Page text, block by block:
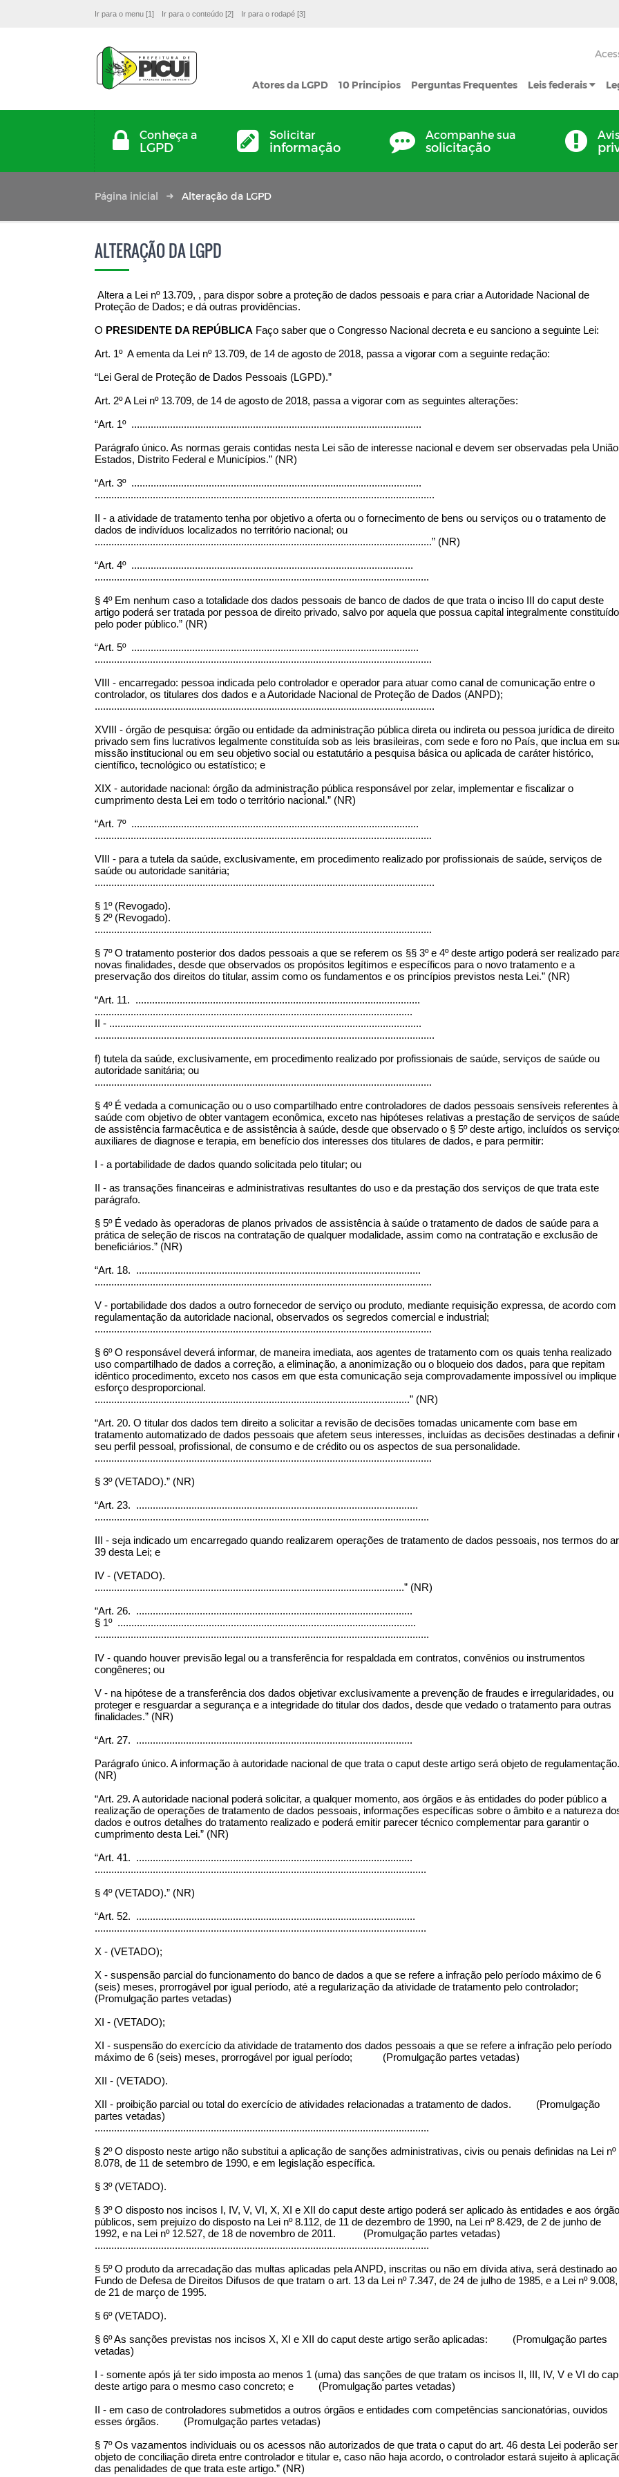
Ir para o menu [1] Ir para o conteúdo [2] Ir para o rodapé [3]
Atores da LGPD 10 Princípios Perguntas Frequentes Leis federais
Conheça a
LGPD
Solicitar
informação
Acompanhe sua
solicitação
Página inicial Alteração da LGPD
ALTERAÇÃO DA LGPD
Altera a Lei nº 13.709, , para dispor sobre a proteção de dados pessoais e para criar a Autoridade Nacional de
Proteção de Dados; e dá outras providências.
O PRESIDENTE DA REPÚBLICA Faço saber que o Congresso Nacional decreta e eu sanciono a seguinte Lei:
Art. 1º A ementa da Lei nº 13.709, de 14 de agosto de 2018, passa a vigorar com a seguinte redação:
“Lei Geral de Proteção de Dados Pessoais (LGPD).”
Art. 2º A Lei nº 13.709, de 14 de agosto de 2018, passa a vigorar com as seguintes alterações:
“Art. 1º .........................................................................................................
Parágrafo único. As normas gerais contidas nesta Lei são de interesse nacional e devem ser observadas pela
Estados, Distrito Federal e Municípios.” (NR)
“Art. 3º .........................................................................................................
...........................................................................................................................
II - a atividade de tratamento tenha por objetivo a oferta ou o fornecimento de bens ou serviços ou o tratamento de
dados de indivíduos localizados no território nacional; ou
..........................................................................................................................” (NR)
“Art. 4º ......................................................................................................
.........................................................................................................................
§ 4º Em nenhum caso a totalidade dos dados pessoais de banco de dados de que trata o inciso III do caput deste
artigo poderá ser tratada por pessoa de direito privado, salvo por aquela que possua capital integralmente constituído
pelo poder público.” (NR)
“Art. 5º ........................................................................................................
..........................................................................................................................
VIII - encarregado: pessoa indicada pelo controlador e operador para atuar como canal de comunicação entre o
controlador, os titulares dos dados e a Autoridade Nacional de Proteção de Dados (ANPD);
...........................................................................................................................
XVIII - órgão de pesquisa: órgão ou entidade da administração pública direta ou indireta ou pessoa jurídica de direito
privado sem fins lucrativos legalmente constituída sob as leis brasileiras, com sede e foro no País, que inclua em
missão institucional ou em seu objetivo social ou estatutário a pesquisa básica ou aplicada de caráter histórico,
científico, tecnológico ou estatístico; e
XIX - autoridade nacional: órgão da administração pública responsável por zelar, implementar e fiscalizar o
cumprimento desta Lei em todo o território nacional.” (NR)
“Art. 7º ........................................................................................................
..........................................................................................................................
VIII - para a tutela da saúde, exclusivamente, em procedimento realizado por profissionais de saúde, serviços de
saúde ou autoridade sanitária;
...........................................................................................................................
§ 1º (Revogado).
§ 2º (Revogado).
..........................................................................................................................
§ 7º O tratamento posterior dos dados pessoais a que se referem os §§ 3º e 4º deste artigo poderá ser realizado
novas finalidades, desde que observados os propósitos legítimos e específicos para o novo tratamento e a
preservação dos direitos do titular, assim como os fundamentos e os princípios previstos nesta Lei.” (NR)
“Art. 11. .......................................................................................................
...................................................................................................................
II - .................................................................................................................
...........................................................................................................................
f) tutela da saúde, exclusivamente, em procedimento realizado por profissionais de saúde, serviços de saúde ou
autoridade sanitária; ou
..........................................................................................................................
§ 4º É vedada a comunicação ou o uso compartilhado entre controladores de dados pessoais sensíveis referentes à
saúde com objetivo de obter vantagem econômica, exceto nas hipóteses relativas a prestação de serviços de
de assistência farmacêutica e de assistência à saúde, desde que observado o § 5º deste artigo, incluídos os
auxiliares de diagnose e terapia, em benefício dos interesses dos titulares de dados, e para permitir:
I - a portabilidade de dados quando solicitada pelo titular; ou
II - as transações financeiras e administrativas resultantes do uso e da prestação dos serviços de que trata este
parágrafo.
§ 5º É vedado às operadoras de planos privados de assistência à saúde o tratamento de dados de saúde para a
prática de seleção de riscos na contratação de qualquer modalidade, assim como na contratação e exclusão de
beneficiários.” (NR)
“Art. 18. .......................................................................................................
..........................................................................................................................
V - portabilidade dos dados a outro fornecedor de serviço ou produto, mediante requisição expressa, de acordo com
regulamentação da autoridade nacional, observados os segredos comercial e industrial;
..........................................................................................................................
§ 6º O responsável deverá informar, de maneira imediata, aos agentes de tratamento com os quais tenha realizado
uso compartilhado de dados a correção, a eliminação, a anonimização ou o bloqueio dos dados, para que repitam
idêntico procedimento, exceto nos casos em que esta comunicação seja comprovadamente impossível ou implique
esforço desproporcional.
..................................................................................................................” (NR)
“Art. 20. O titular dos dados tem direito a solicitar a revisão de decisões tomadas unicamente com base em
tratamento automatizado de dados pessoais que afetem seus interesses, incluídas as decisões destinadas a definir
seu perfil pessoal, profissional, de consumo e de crédito ou os aspectos de sua personalidade.
..........................................................................................................................
§ 3º (VETADO).” (NR)
“Art. 23. ......................................................................................................
.........................................................................................................................
III - seja indicado um encarregado quando realizarem operações de tratamento de dados pessoais, nos termos do
39 desta Lei; e
IV - (VETADO).
................................................................................................................” (NR)
“Art. 26. ....................................................................................................
§ 1º ............................................................................................................
.........................................................................................................................
IV - quando houver previsão legal ou a transferência for respaldada em contratos, convênios ou instrumentos
congêneres; ou
V - na hipótese de a transferência dos dados objetivar exclusivamente a prevenção de fraudes e irregularidades, ou
proteger e resguardar a segurança e a integridade do titular dos dados, desde que vedado o tratamento para outras
finalidades.” (NR)
“Art. 27. ....................................................................................................
Parágrafo único. A informação à autoridade nacional de que trata o caput deste artigo será objeto de
(NR)
“Art. 29. A autoridade nacional poderá solicitar, a qualquer momento, aos órgãos e às entidades do poder público a
realização de operações de tratamento de dados pessoais, informações específicas sobre o âmbito e a natureza
dados e outros detalhes do tratamento realizado e poderá emitir parecer técnico complementar para garantir o
cumprimento desta Lei.” (NR)
“Art. 41. ....................................................................................................
........................................................................................................................
§ 4º (VETADO).” (NR)
“Art. 52. .....................................................................................................
........................................................................................................................
X - (VETADO);
X - suspensão parcial do funcionamento do banco de dados a que se refere a infração pelo período máximo de 6
(seis) meses, prorrogável por igual período, até a regularização da atividade de tratamento pelo controlador;
(Promulgação partes vetadas)
XI - (VETADO);
XI - suspensão do exercício da atividade de tratamento dos dados pessoais a que se refere a infração pelo período
máximo de 6 (seis) meses, prorrogável por igual período; (Promulgação partes vetadas)
XII - (VETADO).
XII - proibição parcial ou total do exercício de atividades relacionadas a tratamento de dados. (Promulgação
partes vetadas)
.........................................................................................................................
§ 2º O disposto neste artigo não substitui a aplicação de sanções administrativas, civis ou penais definidas na Lei nº
8.078, de 11 de setembro de 1990, e em legislação específica.
§ 3º (VETADO).
§ 3º O disposto nos incisos I, IV, V, VI, X, XI e XII do caput deste artigo poderá ser aplicado às entidades e aos
públicos, sem prejuízo do disposto na Lei nº 8.112, de 11 de dezembro de 1990, na Lei nº 8.429, de 2 de junho de
1992, e na Lei nº 12.527, de 18 de novembro de 2011. (Promulgação partes vetadas)
.........................................................................................................................
§ 5º O produto da arrecadação das multas aplicadas pela ANPD, inscritas ou não em dívida ativa, será destinado ao
Fundo de Defesa de Direitos Difusos de que tratam o art. 13 da Lei nº 7.347, de 24 de julho de 1985, e a Lei nº 9.008,
de 21 de março de 1995.
§ 6º (VETADO).
§ 6º As sanções previstas nos incisos X, XI e XII do caput deste artigo serão aplicadas: (Promulgação partes
vetadas)
I - somente após já ter sido imposta ao menos 1 (uma) das sanções de que tratam os incisos II, III, IV, V e VI do
deste artigo para o mesmo caso concreto; e (Promulgação partes vetadas)
II - em caso de controladores submetidos a outros órgãos e entidades com competências sancionatórias, ouvidos
esses órgãos. (Promulgação partes vetadas)
§ 7º Os vazamentos individuais ou os acessos não autorizados de que trata o caput do art. 46 desta Lei poderão ser
objeto de conciliação direta entre controlador e titular e, caso não haja acordo, o controlador estará sujeito à
das penalidades de que trata este artigo.” (NR)